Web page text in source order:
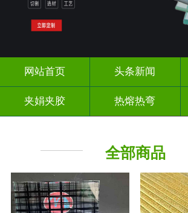
网站首页 头条新闻
夹娟夹胶 热熔热弯
全部商品